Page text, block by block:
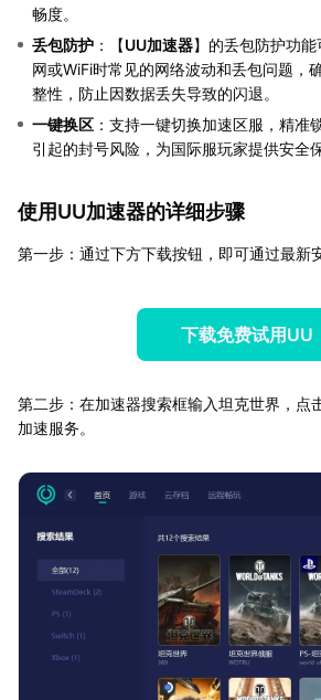
畅度。
丢包防护 ：【UU加速器】的丢包防护功
网或WiFi时常见的网络波动和丢包问题，
整性，防止因数据丢失导致的闪退。
一键换区 ：支持一键切换加速区服，精准
引起的封号风险，为国际服玩家提供安全保
使用UU加速器的详细步骤
第一步：通过下方下载按钮，即可通过最新
下载免费试用UU
第二步：在加速器搜索框输入坦克世界，点
加速服务。